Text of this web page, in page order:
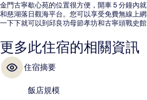
金門古寧歇心苑的位置很方便，開車 5 分鐘內
和慈湖落日觀海平台。您可以享受免費無線上
一下下就可以到邱良功母節孝坊和古寧頭戰史館
更多此住宿的相關資訊
住宿摘要
飯店規模